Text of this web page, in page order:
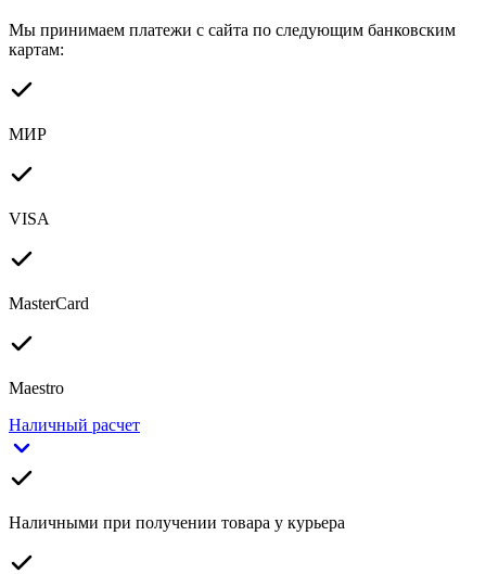
Мы принимаем платежи с сайта по следующим банковским
картам:
МИР
VISA
MasterCard
Maestro
Наличный расчет
Наличными при получении товара у курьера